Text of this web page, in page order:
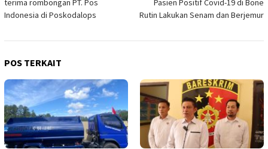
terima rombongan PT. Pos
Indonesia di Poskodalops
Pasien Positif Covid-19 di Bone
Rutin Lakukan Senam dan Berjemur
POS TERKAIT